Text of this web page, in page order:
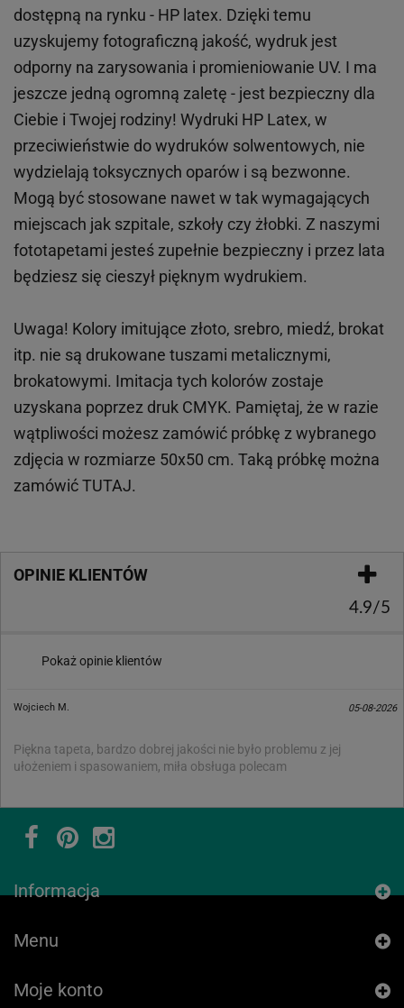
dostępną na rynku - HP latex. Dzięki temu
uzyskujemy fotograficzną jakość, wydruk jest
odporny na zarysowania i promieniowanie UV. I ma
jeszcze jedną ogromną zaletę - jest bezpieczny dla
Ciebie i Twojej rodziny! Wydruki HP Latex, w
przeciwieństwie do wydruków solwentowych, nie
wydzielają toksycznych oparów i są bezwonne.
Mogą być stosowane nawet w tak wymagających
miejscach jak szpitale, szkoły czy żłobki. Z naszymi
fototapetami jesteś zupełnie bezpieczny i przez lata
będziesz się cieszył pięknym wydrukiem.
Uwaga! Kolory imitujące złoto, srebro, miedź, brokat
itp. nie są drukowane tuszami metalicznymi,
brokatowymi. Imitacja tych kolorów zostaje
uzyskana poprzez druk CMYK. Pamiętaj, że w razie
wątpliwości możesz zamówić próbkę z wybranego
zdjęcia w rozmiarze 50x50 cm. Taką próbkę można
zamówićTUTAJ.
OPINIE KLIENTÓW
4.9/5
Pokaż opinie klientów
Wojciech M. 05-08-2026
Piękna tapeta, bardzo dobrej jakości nie było problemu z jej
ułożeniem i spasowaniem, miła obsługa polecam
Informacja
Menu
Moje konto